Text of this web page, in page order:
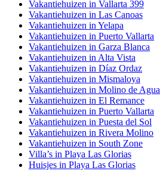
Vakantiehuizen in Vallarta 399
Vakantiehuizen in Las Canoas
Vakantiehuizen in Yelapa
Vakantiehuizen in Puerto Vallarta
Vakantiehuizen in Garza Blanca
Vakantiehuizen in Alta Vista
Vakantiehuizen in Díaz Ordaz
Vakantiehuizen in Mismaloya
Vakantiehuizen in Molino de Agua
Vakantiehuizen in El Remance
Vakantiehuizen in Puerto Vallarta
Vakantiehuizen in Puesta del Sol
Vakantiehuizen in Rivera Molino
Vakantiehuizen in South Zone
Villa’s in Playa Las Glorias
Huisjes in Playa Las Glorias